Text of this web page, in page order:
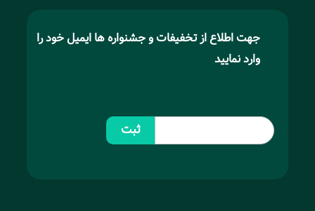
جهت اطلاع از تخفیفات و جشنواره ها ایمیل خود را
وارد نمایید
ثبت